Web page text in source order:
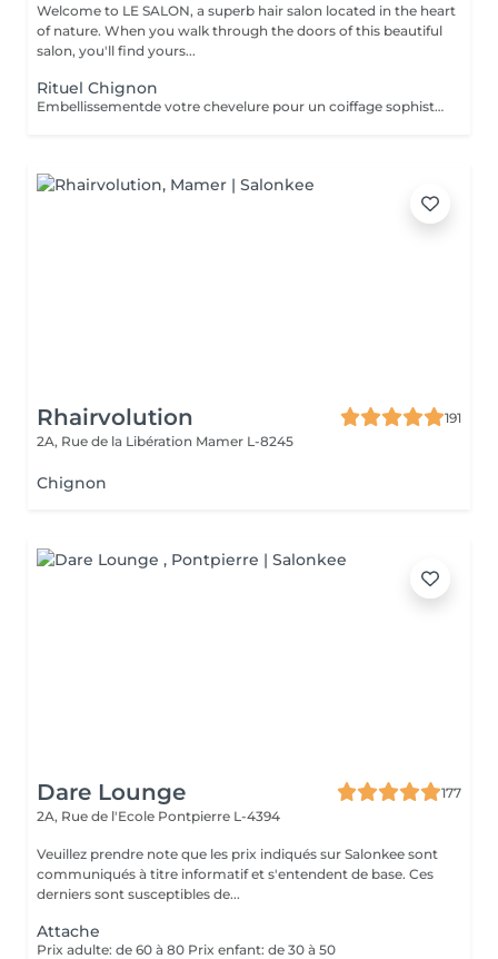
Welcome to LE SALON, a superb hair salon located in the heart
of nature. When you walk through the doors of this beautiful
salon, you'll find yours...
Rituel Chignon
Embellissementde votre chevelure pour un coiffage sophistiqué et personnalisé pour un événement spécial
Rhairvolution
191
2A, Rue de la Libération Mamer L-8245
Chignon
Dare Lounge
177
2A, Rue de l'Ecole Pontpierre L-4394
Veuillez prendre note que les prix indiqués sur Salonkee sont
communiqués à titre informatif et s'entendent de base. Ces
derniers sont susceptibles de...
Attache
Prix adulte: de 60 à 80 Prix enfant: de 30 à 50